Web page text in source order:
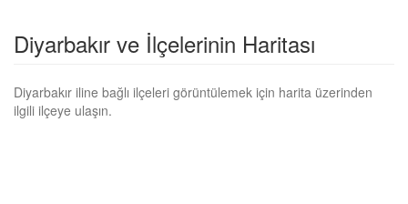
Diyarbakır ve İlçelerinin Haritası
Diyarbakır iline bağlı ilçeleri görüntülemek için harita üzerinden
ilgili ilçeye ulaşın.